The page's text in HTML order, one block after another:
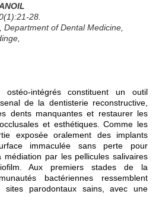
28.
of Dental Medicine,
ostéo-intégrés constituent un outil
de la dentisterie reconstructive,
dents manquantes et restaurer les
et esthétiques. Comme les
exposée oralement des implants
immaculée sans perte pour
médiation par les pellicules salivaires
Aux premiers stades de la
bactériennes ressemblent
parodontaux sains, avec une